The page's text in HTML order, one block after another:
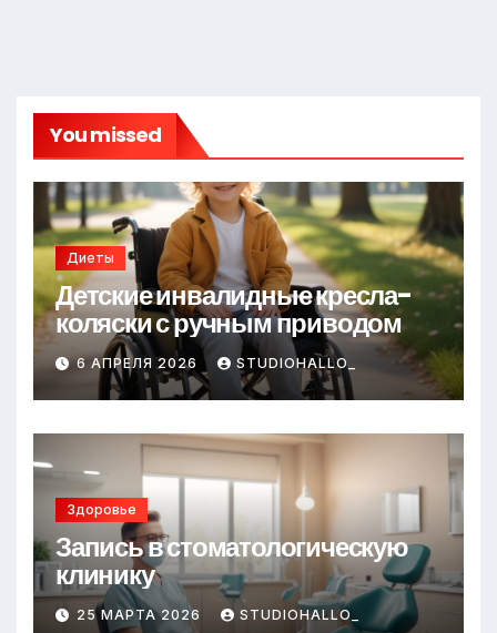
You missed
Диеты
Детские инвалидные кресла-
коляски с ручным приводом
6 АПРЕЛЯ 2026 STUDIOHALLO_
Здоровье
Запись в стоматологическую
клинику
25 МАРТА 2026 STUDIOHALLO_